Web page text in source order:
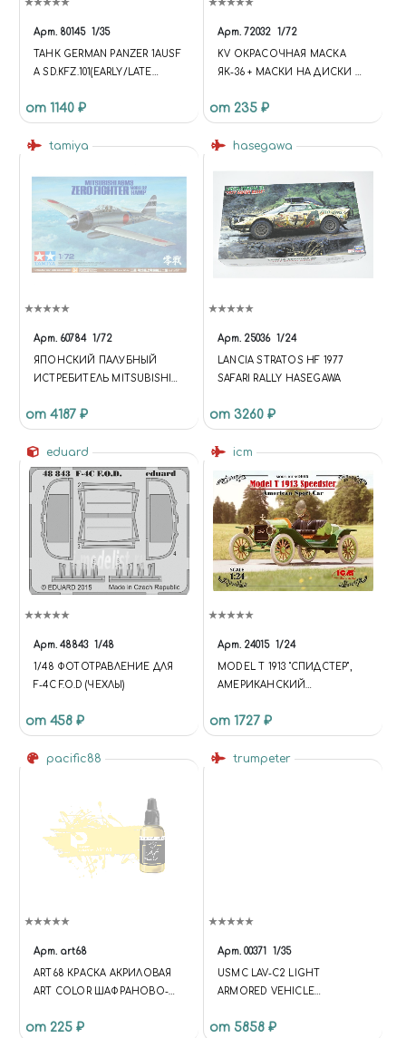
Арт. 80145 1/35
ТАНК GERMAN PANZER 1AUSF
A SD.KFZ.101(EARLY/LATE
от 1140 ₽
Арт. 72032 1/72
KV ОКРАСОЧНАЯ МАСКА
ЯК-36 + МАСКИ НА ДИСКИ И
ФИРМЫ ARTMODEL
от 235 ₽
tamiya
Арт. 60784 1/72
ЯПОНСКИЙ ПАЛУБНЫЙ
ИСТРЕБИТЕЛЬ MITSUBISHI
от 4187 ₽
hasegawa
Арт. 25036 1/24
LANCIA STRATOS HF 1977
SAFARI RALLY HASEGAWA
от 3260 ₽
eduard
Арт. 48843 1/48
1/48 ФОТОТРАВЛЕНИЕ ДЛЯ
F-4C F.O.D (ЧЕХЛЫ)
от 458 ₽
icm
Арт. 24015 1/24
MODEL T 1913 "СПИДСТЕР",
АМЕРИКАНСКИЙ
АВТОМОБИЛЬ
от 1727 ₽
pacific88
Арт. art68
ART68 КРАСКА АКРИЛОВАЯ
ART COLOR ШАФРАНОВО-
от 225 ₽
trumpeter
Арт. 00371 1/35
USMC LAV-C2 LIGHT
ARMORED VEHICLE
(LAV-C2 ЛЁГКИЙ
от 5858 ₽